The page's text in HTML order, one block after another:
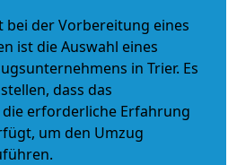
bei der Vorbereitung eines
ist die Auswahl eines
in Trier. Es
dass das
erforderliche Erfahrung
um den Umzug